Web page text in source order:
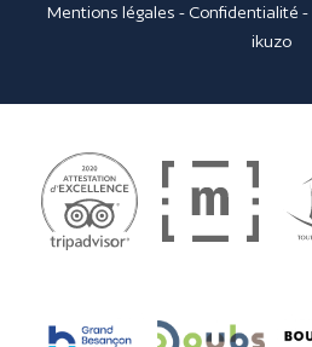
Mentions légales - Confidentialité -
ikuzo